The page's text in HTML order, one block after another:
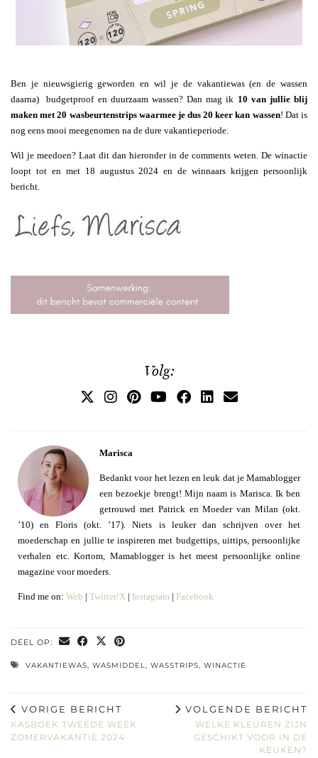
Ben je nieuwsgierig geworden en wil je de vakantiewas (en de wassen
daarna) budgetproof en duurzaam wassen? Dan mag ik 10 van jullie blij
maken met 20 wasbeurtenstrips waarmee je dus 20 keer kan wassen! Dat is
nog eens mooi meegenomen na de dure vakantieperiode.
Wil je meedoen? Laat dit dan hieronder in de comments weten. De winactie
loopt tot en met 18 augustus 2024 en de winnaars krijgen persoonlijk
bericht.
Volg:
Marisca
Bedankt voor het lezen en leuk dat je Mamablogger
een bezoekje brengt! Mijn naam is Marisca. Ik ben
getrouwd met Patrick en Moeder van Milan (okt.
’10) en Floris (okt. ’17). Niets is leuker dan schrijven over het
moederschap en jullie te inspireren met budgettips, uittips, persoonlijke
verhalen etc. Kortom, Mamablogger is het meest persoonlijke online
magazine voor moeders.
Find me on: Web | Twitter/X | Instagram | Facebook
DEEL OP:
VAKANTIEWAS, WASMIDDEL, WASSTRIPS, WINACTIE
VORIGE BERICHT
KASBOEK TWEEDE WEEK
ZOMERVAKANTIE 2024
VOLGENDE BERICHT
WELKE KLEUREN ZIJN
GESCHIKT VOOR IN DE
KEUKEN?